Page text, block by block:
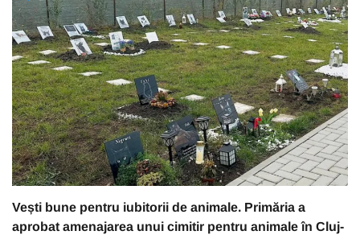
Vești bune pentru iubitorii de animale. Primăria a
aprobat amenajarea unui cimitir pentru animale în Cluj-